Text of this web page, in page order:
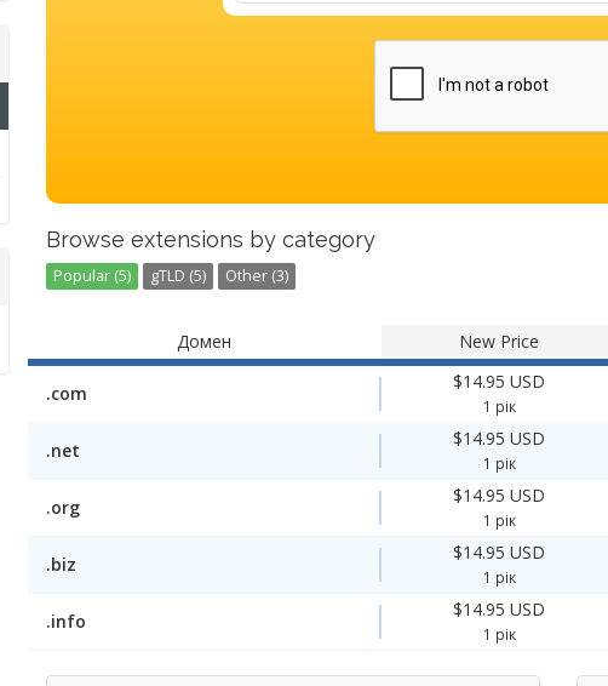
Browse extensions by category
Popular (5) gTLD (5) Other (3)
Домен New Price
.com
$14.95 USD
1 рік
.net
$14.95 USD
1 рік
.org
$14.95 USD
1 рік
.biz
$14.95 USD
1 рік
.info
$14.95 USD
1 рік